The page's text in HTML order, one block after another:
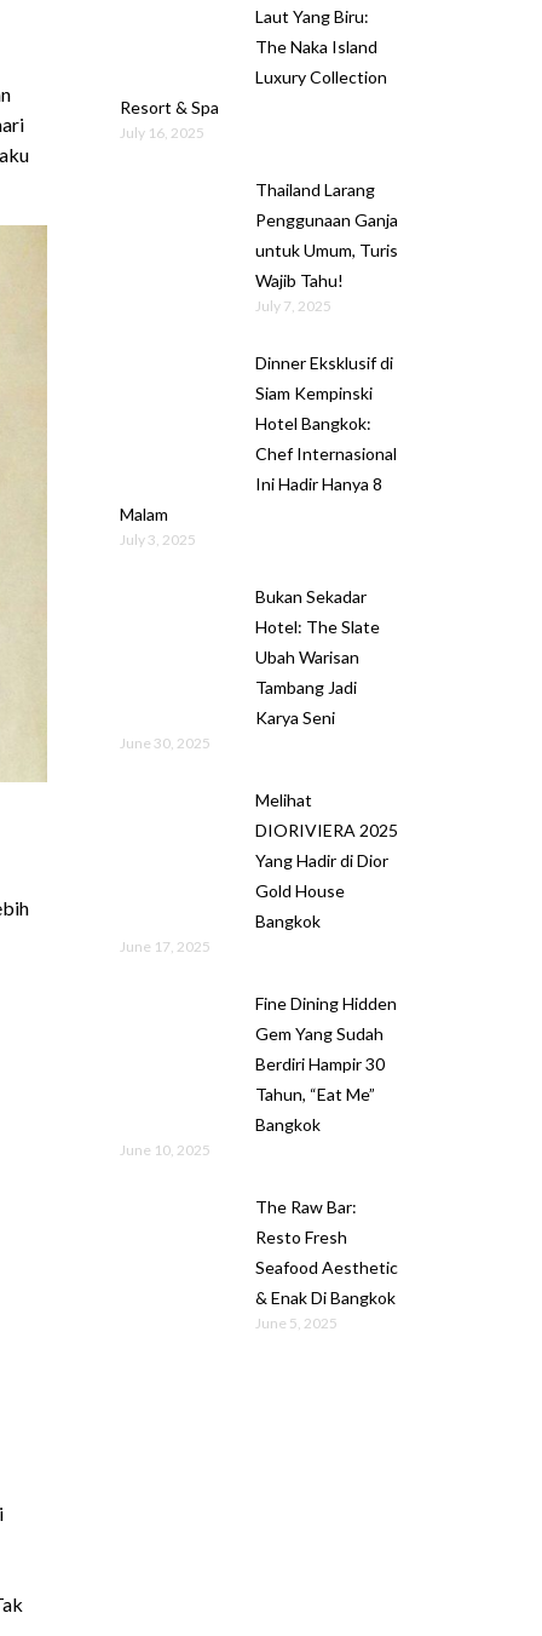
Laut Yang Biru:
The Naka Island
Luxury Collection
Resort & Spa
July 16, 2025
Thailand Larang
Penggunaan Ganja
untuk Umum, Turis
Wajib Tahu!
July 7, 2025
Dinner Eksklusif di
Siam Kempinski
Hotel Bangkok:
Chef Internasional
Ini Hadir Hanya 8
Malam
July 3, 2025
Bukan Sekadar
Hotel: The Slate
Ubah Warisan
Tambang Jadi
Karya Seni
June 30, 2025
Melihat
DIORIVIERA 2025
Yang Hadir di Dior
Gold House
Bangkok
June 17, 2025
Fine Dining Hidden
Gem Yang Sudah
Berdiri Hampir 30
Tahun, “Eat Me”
Bangkok
June 10, 2025
The Raw Bar:
Resto Fresh
Seafood Aesthetic
& Enak Di Bangkok
June 5, 2025